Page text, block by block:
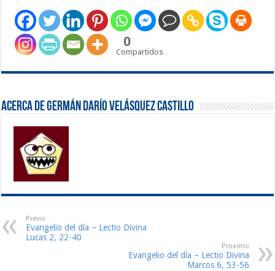
0
Compartidos
Acerca de Germán Darío Velásquez Castillo
Previo
Evangelio del día – Lectio Divina
Lucas 2, 22-40
Proximo
Evangelio del día – Lectio Divina
Marcos 6, 53-56